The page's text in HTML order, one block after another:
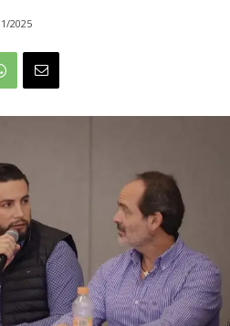
2025